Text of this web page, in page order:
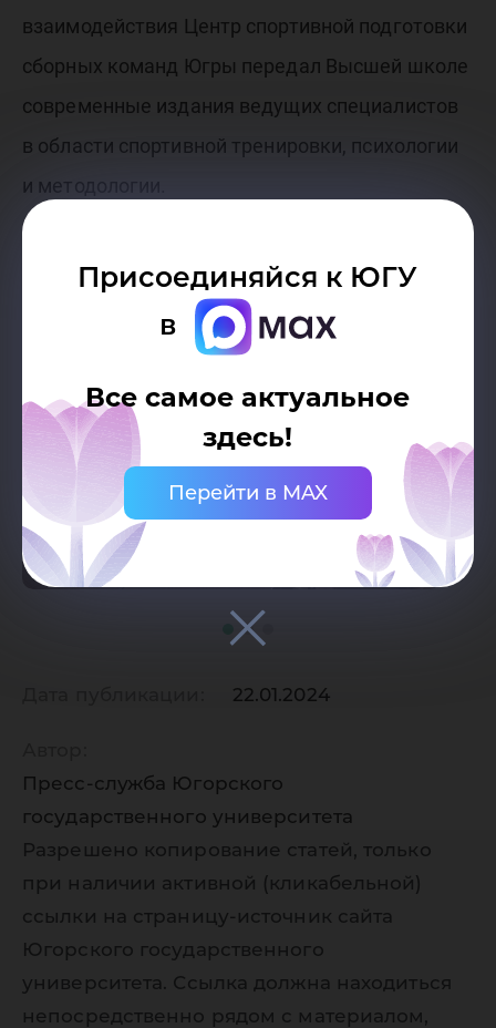
Присоединяйся к ЮГУ
в
Все самое актуальное
здесь!
Перейти в MAX
взаимодействия Центр спортивной подготовки
сборных команд Югры передал Высшей школе
современные издания ведущих специалистов
в области спортивной тренировки, психологии
и методологии.
22.01.2024
Пресс-служба Югорского
государственного университета
Разрешено копирование статей, только
при наличии активной (кликабельной)
ссылки на страницу-источник сайта
Югорского государственного
университета. Ссылка должна находиться
непосредственно рядом с материалом,